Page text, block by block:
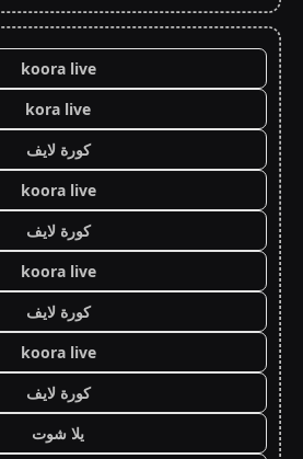
koora live
kora live
كورة لايف
koora live
كورة لايف
koora live
كورة لايف
koora live
كورة لايف
يلا شوت